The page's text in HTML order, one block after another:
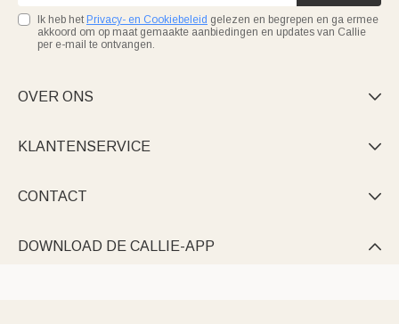
Ik heb het Privacy- en Cookiebeleid gelezen en begrepen en ga ermee
akkoord om op maat gemaakte aanbiedingen en updates van Callie
per e-mail te ontvangen.
OVER ONS 
KLANTENSERVICE 
CONTACT 
DOWNLOAD DE CALLIE-APP 